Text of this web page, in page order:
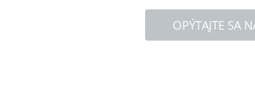
OPÝTAJTE SA